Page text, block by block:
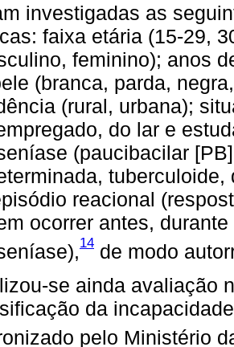
investigadas as
faixa etária (15-29,
feminino); anos
(branca, parda,
(rural, urbana);
do lar e
(paucibacilar
reacional
ocorrer antes,
14 de modo
se ainda avaliação
da
pelo Ministério